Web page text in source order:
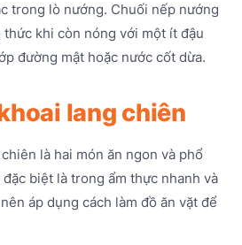
trong lò nướng. Chuối nếp nướng
khi còn nóng với một ít đậu
đường mật hoặc nước cốt dừa.
lang chiên
là hai món ăn ngon và phổ
biệt là trong ẩm thực nhanh và
áp dụng cách làm đồ ăn vặt để